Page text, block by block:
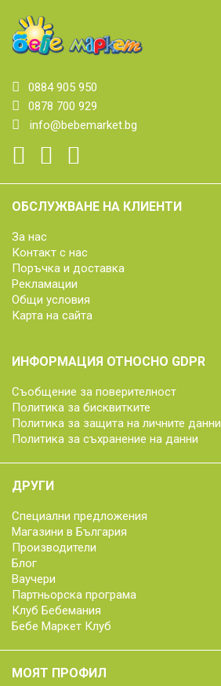
0884 905 950
0878 700 929
info@bebemarket.bg
ОБСЛУЖВАНЕ НА КЛИЕНТИ
За нас
Контакт с нас
Поръчка и доставка
Рекламации
Общи условия
Карта на сайта
ИНФОРМАЦИЯ ОТНОСНО GDPR
Съобщение за поверителност
Политика за бисквитките
Политика за защита на личните данни
Политика за съхранение на данни
ДРУГИ
Специални предложения
Магазини в България
Производители
Блог
Ваучери
Партньорска програма
Клуб Бебемания
Бебе Маркет Клуб
МОЯТ ПРОФИЛ